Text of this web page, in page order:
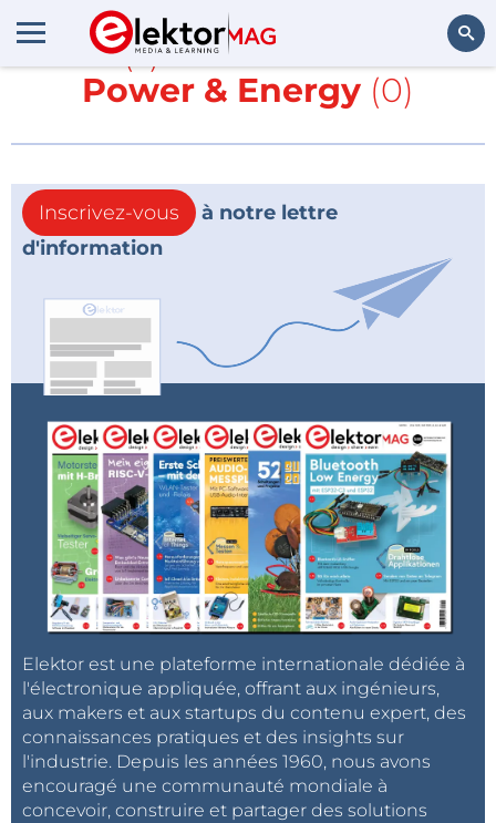
Rechercher
Article(s) avec la balise
et
Power & Energy (0)
Inscrivez-vous
à notre lettre
d'information
Elektor est une plateforme internationale dédiée à
l'électronique appliquée, offrant aux ingénieurs,
aux makers et aux startups du contenu expert, des
connaissances pratiques et des insights sur
l'industrie. Depuis les années 1960, nous avons
encouragé une communauté mondiale à
concevoir, construire et partager des solutions